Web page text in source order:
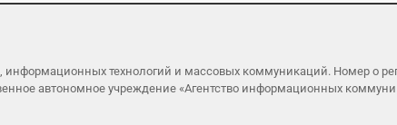
информационных технологий и массовых коммуникаций. Номер о
автономное учреждение «Агентство информационных